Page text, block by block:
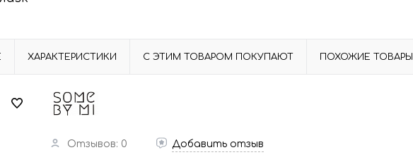
ХАРАКТЕРИСТИКИ С ЭТИМ ТОВАРОМ ПОКУПАЮТ ПОХОЖИЕ ТОВАРЫ
Отзывов: 0 Добавить отзыв